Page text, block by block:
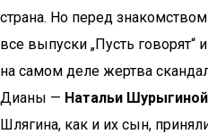
страна. Но перед
все выпуски „Пусть
на самом деле жертва
Дианы — Натальи Шурыгиной
Шлягина, как и их сын,